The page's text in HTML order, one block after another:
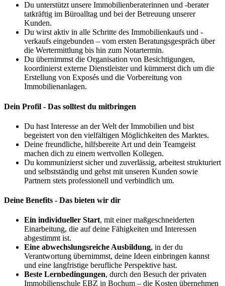
Du unterstützt unsere Immobilienberaterinnen und -berater
tatkräftig im Büroalltag und bei der Betreuung unserer
Kunden.
Du wirst aktiv in alle Schritte des Immobilienkaufs und -
verkaufs eingebunden – vom ersten Beratungsgespräch über
die Wertermittlung bis hin zum Notartermin.
Du übernimmst die Organisation von Besichtigungen,
koordinierst externe Dienstleister und kümmerst dich um die
Erstellung von Exposés und die Vorbereitung von
Immobilienanlagen.
Dein Profil - Das solltest du mitbringen
Du hast Interesse an der Welt der Immobilien und bist
begeistert von den vielfältigen Möglichkeiten des Marktes.
Deine freundliche, hilfsbereite Art und dein Teamgeist
machen dich zu einem wertvollen Kollegen.
Du kommunizierst sicher und zuverlässig, arbeitest strukturiert
und selbstständig und gehst mit unseren Kunden sowie
Partnern stets professionell und verbindlich um.
Deine Benefits - Das bieten wir dir
Ein individueller Start, mit einer maßgeschneiderten
Einarbeitung, die auf deine Fähigkeiten und Interessen
abgestimmt ist.
Eine abwechslungsreiche Ausbildung, in der du
Verantwortung übernimmst, deine Ideen einbringen kannst
und eine langfristige berufliche Perspektive hast.
Beste Lernbedingungen, durch den Besuch der privaten
Immobilienschule EBZ in Bochum – die Kosten übernehmen